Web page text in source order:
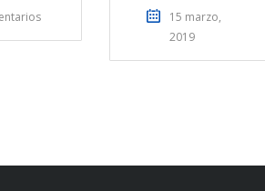
15 marzo,
2019